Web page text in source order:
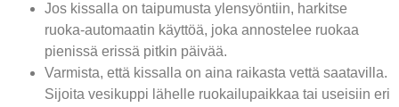
Jos kissalla on taipumusta ylensyöntiin, harkitse
ruoka-automaatin käyttöä, joka annostelee ruokaa
pienissä erissä pitkin päivää.
Varmista, että kissalla on aina raikasta vettä saatavilla.
Sijoita vesikuppi lähelle ruokailupaikkaa tai useisiin eri